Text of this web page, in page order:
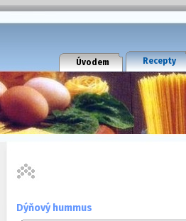
Úvodem Recepty
Dýňový hummus